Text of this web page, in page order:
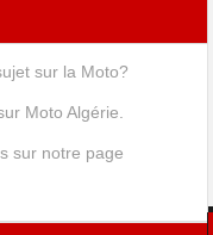
sur la Moto?
Moto Algérie.
sur notre page